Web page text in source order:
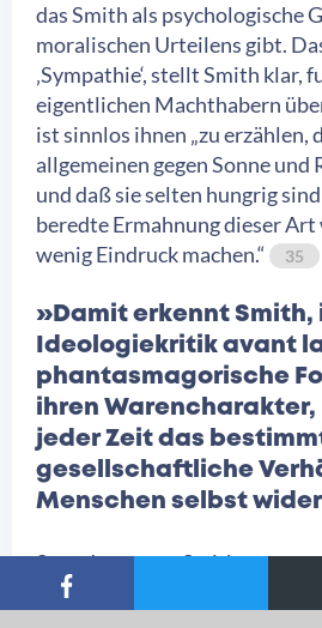
das Smith als psychologische
moralischen Urteilens gibt.
‚Sympathie‘, stellt Smith klar,
eigentlichen Machthabern
ist sinnlos ihnen „zu erzählen,
allgemeinen gegen Sonne und
und daß sie selten hungrig
beredte Ermahnung dieser
wenig Eindruck machen.“
35
»Damit erkennt Smith,
Ideologiekritik avant
phantasmagorische
ihren Warencharakter,
jeder Zeit das
gesellschaftliche
Menschen selbst
Stattdessen, so Smith, muss
Bequemlichkeit und die